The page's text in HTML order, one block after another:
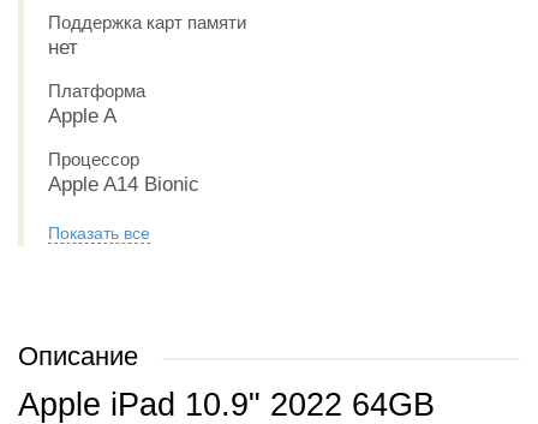
Поддержка карт памяти
нет
Платформа
Apple A
Процессор
Apple A14 Bionic
Показать все
Описание
Apple iPad 10.9" 2022 64GB